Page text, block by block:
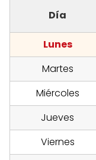
Día
Lunes
Martes
Miércoles
Jueves
Viernes